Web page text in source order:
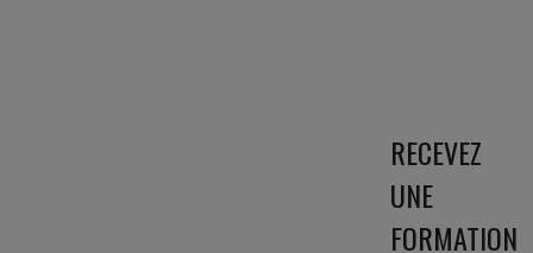
RECEVEZ
UNE
FORMATION